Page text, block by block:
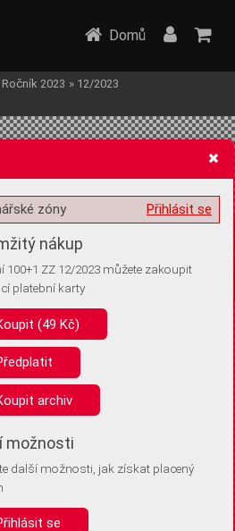
volitelných informací
ukládat žádné informace
vás ale požádali o souhlas s
se jedná o stejné zařízení, a
do vašeho zařízení, abychom se
je kdykoli později upravit ve Správě
Domů
Ročník 2023 » 12/2023
Přihlásit se
zóny
nákup
100+1 ZZ 12/2023 můžete zakoupit
platební karty
(49 Kč)
archiv
možnosti
další možnosti, jak získat placený
se